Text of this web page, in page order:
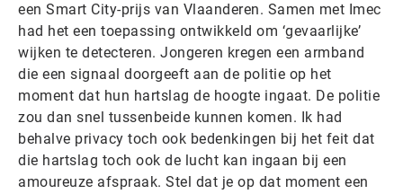
een Smart City-prijs van Vlaanderen. Samen met Imec
had het een toepassing ontwikkeld om ‘gevaarlijke’
wijken te detecteren. Jongeren kregen een armband
die een signaal doorgeeft aan de politie op het
moment dat hun hartslag de hoogte ingaat. De politie
zou dan snel tussenbeide kunnen komen. Ik had
behalve privacy toch ook bedenkingen bij het feit dat
die hartslag toch ook de lucht kan ingaan bij een
amoureuze afspraak. Stel dat je op dat moment een